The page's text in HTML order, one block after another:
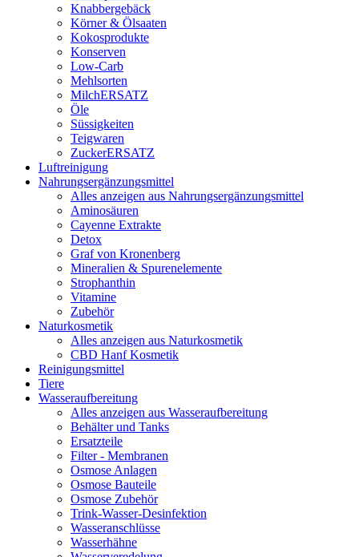
Knabbergebäck
Körner & Ölsaaten
Kokosprodukte
Konserven
Low-Carb
Mehlsorten
MilchERSATZ
Öle
Süssigkeiten
Teigwaren
ZuckerERSATZ
Luftreinigung
Nahrungsergänzungsmittel
Alles anzeigen aus Nahrungsergänzungsmittel
Aminosäuren
Cayenne Extrakte
Detox
Graf von Kronenberg
Mineralien & Spurenelemente
Strophanthin
Vitamine
Zubehör
Naturkosmetik
Alles anzeigen aus Naturkosmetik
CBD Hanf Kosmetik
Reinigungsmittel
Tiere
Wasseraufbereitung
Alles anzeigen aus Wasseraufbereitung
Behälter und Tanks
Ersatzteile
Filter - Membranen
Osmose Anlagen
Osmose Bauteile
Osmose Zubehör
Trink-Wasser-Desinfektion
Wasseranschlüsse
Wasserhähne